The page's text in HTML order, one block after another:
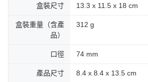
盒裝尺寸 13.3 x 11.5 x 18 cm
盒裝重量（含產
品）
312 g
口徑 74 mm
產品尺寸 8.4 x 8.4 x 13.5 cm